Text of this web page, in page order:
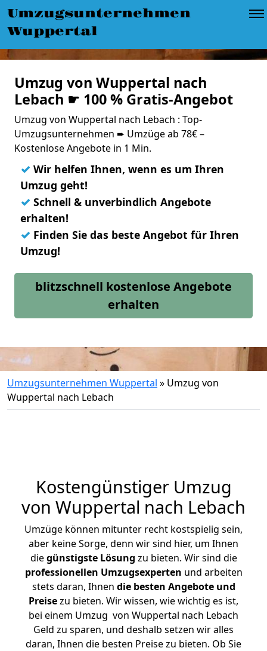
Umzugsunternehmen
Wuppertal
Umzug von Wuppertal nach
Lebach ☛ 100 % Gratis-Angebot
Umzug von Wuppertal nach Lebach : Top-
Umzugsunternehmen ➨ Umzüge ab 78€ –
Kostenlose Angebote in 1 Min.
✓ Wir helfen Ihnen, wenn es um Ihren
Umzug geht!
✓ Schnell & unverbindlich Angebote
erhalten!
✓ Finden Sie das beste Angebot für Ihren
Umzug!
blitzschnell kostenlose Angebote
erhalten
Umzugsunternehmen Wuppertal » Umzug von
Wuppertal nach Lebach
Kostengünstiger Umzug
von Wuppertal nach Lebach
Umzüge können mitunter recht kostspielig sein,
aber keine Sorge, denn wir sind hier, um Ihnen
diegünstigste Lösung zu bieten. Wir sind die
professionellen Umzugsexperten und arbeiten
stets daran, Ihnen die besten Angebote und
Preisezu bieten. Wir wissen, wie wichtig es ist,
bei einem Umzug von Wuppertal nach Lebach
Geld zu sparen, und deshalb setzen wir alles
daran, Ihnen die besten Preise zu bieten. Ob Sie